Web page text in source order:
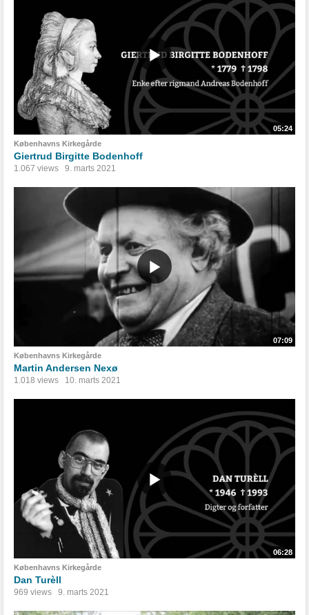
05:24
Københavns Kirkegårde
Giertrud Birgitte Bodenhoff
1.067 views 9. marts 2021
07:09
Københavns Kirkegårde
Martin Andersen Nexø
1.018 views 10. marts 2021
06:28
Københavns Kirkegårde
Dan Turèll
969 views 9. marts 2021